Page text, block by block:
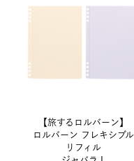
【旅するロルバーン】
ロルバーン フレキシブル
リフィル